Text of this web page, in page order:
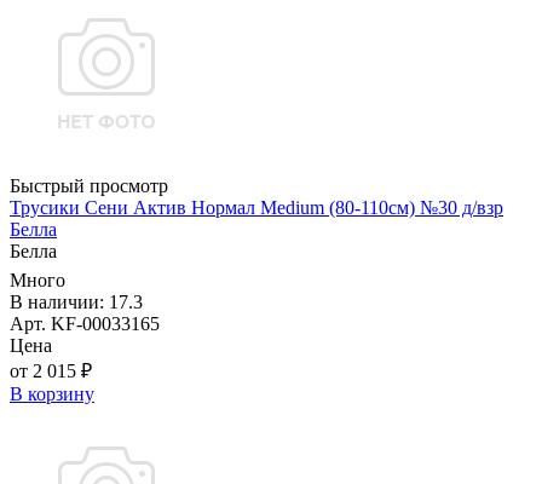
Быстрый просмотр
Трусики Сени Актив Нормал Medium (80-110см) №30 д/взр
Белла
Белла
Много
В наличии: 17.3
Арт. KF-00033165
Цена
от 2 015 ₽
В корзину